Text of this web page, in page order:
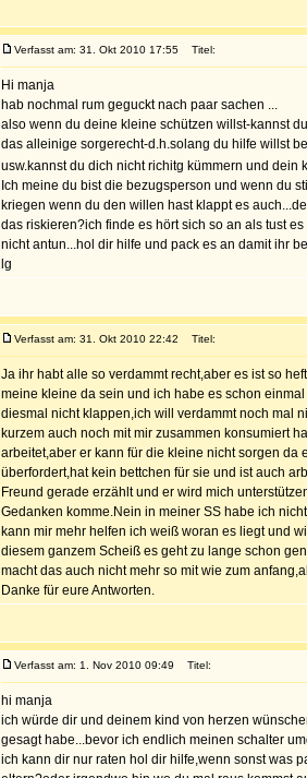
Verfasst am: 31. Okt 2010 17:55 Titel:
Hi manja
hab nochmal rum geguckt nach paar sachen ...
also wenn du deine kleine schützen willst-kannst
das alleinige sorgerecht-d.h.solang du hilfe willst
usw.kannst du dich nicht richitg kümmern und dein
Ich meine du bist die bezugsperson und wenn du
kriegen wenn du den willen hast klappt es
das riskieren?ich finde es hört sich so an als tust
nicht antun...hol dir hilfe und pack es an damit ihr
lg
Verfasst am: 31. Okt 2010 22:42 Titel:
Ja ihr habt alle so verdammt recht,aber es ist so
meine kleine da sein und ich habe es schon
diesmal nicht klappen,ich will verdammt noch mal
kurzem auch noch mit mir zusammen konsumiert
arbeitet,aber er kann für die kleine nicht sorgen da
überfordert,hat kein bettchen für sie und ist auch
Freund gerade erzählt und er wird mich
Gedanken komme.Nein in meiner SS habe ich
kann mir mehr helfen ich weiß woran es liegt und
diesem ganzem Scheiß es geht zu lange schon
macht das auch nicht mehr so mit wie zum
Danke für eure Antworten.
Verfasst am: 1. Nov 2010 09:49 Titel:
hi manja
ich würde dir und deinem kind von herzen
gesagt habe...bevor ich endlich meinen schalter
ich kann dir nur raten hol dir hilfe,wenn sonst was